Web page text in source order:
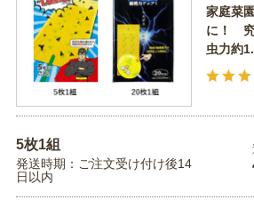
家庭菜
に！ 究
虫力約
5枚1組
発送時期：ご注文受け付け後14
日以内